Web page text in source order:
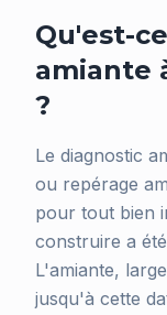
Qu'est-
amiante
?
Le diagnostic
ou repérage
pour tout bien
construire a
L'amiante,
jusqu'à cette